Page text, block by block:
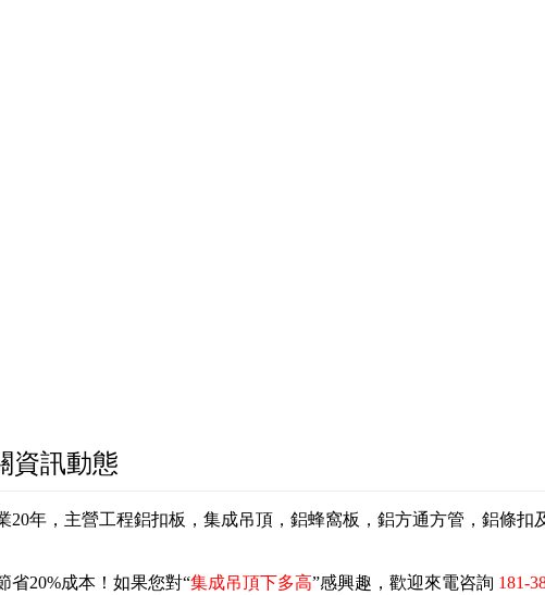
資訊動態
20年，主營工程鋁扣板，集成吊頂，鋁蜂窩板，鋁方通方管，鋁條
省20%成本！如果您對“集成吊頂下多高”感興趣，歡迎來電咨詢 181-